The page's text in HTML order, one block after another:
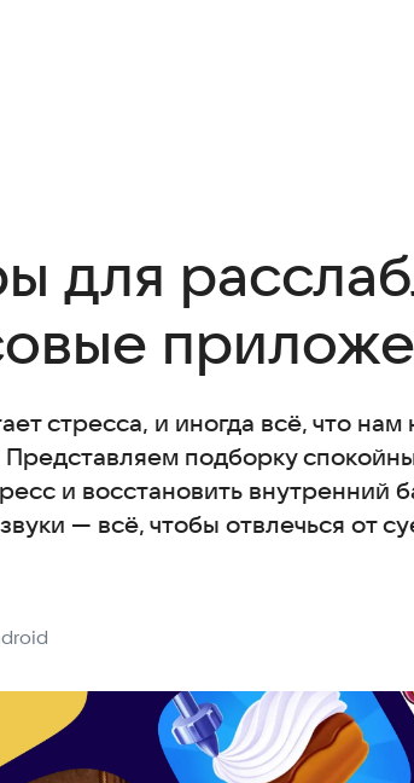
для
стресса, и иногда всё, что
Представляем подборку
и восстановить внутренний
— всё, чтобы отвлечься от